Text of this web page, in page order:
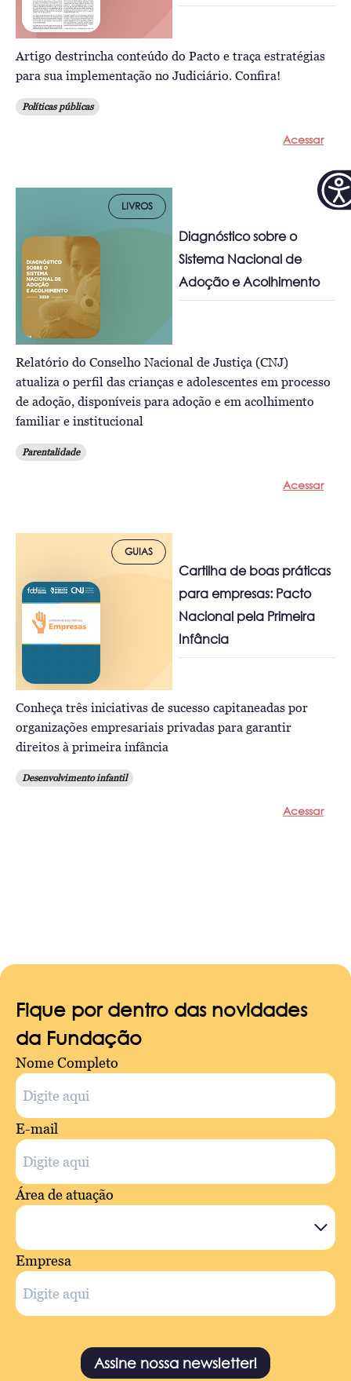
Artigo destrincha conteúdo do Pacto e traça estratégias
para sua implementação no Judiciário. Confira!
Políticas públicas
Acessar
LIVROS
Diagnóstico sobre o
Sistema Nacional de
Adoção e Acolhimento
Relatório do Conselho Nacional de Justiça (CNJ)
atualiza o perfil das crianças e adolescentes em processo
de adoção, disponíveis para adoção e em acolhimento
familiar e institucional
Parentalidade
Acessar
GUIAS
Cartilha de boas práticas
para empresas: Pacto
Nacional pela Primeira
Infância
Conheça três iniciativas de sucesso capitaneadas por
organizações empresariais privadas para garantir
direitos à primeira infância
Desenvolvimento infantil
Acessar
Fique por dentro das novidades
da Fundação
Nome Completo
E-mail
Área de atuação
Empresa
Assine nossa newsletter!